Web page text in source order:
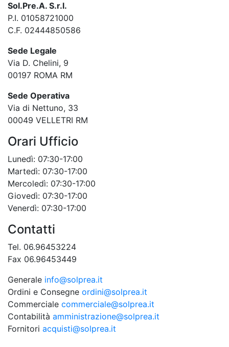
Sol.Pre.A. S.r.l.
P.I. 01058721000
C.F. 02444850586
Sede Legale
Via D. Chelini, 9
00197 ROMA RM
Sede Operativa
Via di Nettuno, 33
00049 VELLETRI RM
Orari Ufficio
Lunedì: 07:30-17:00
Martedì: 07:30-17:00
Mercoledì: 07:30-17:00
Giovedì: 07:30-17:00
Venerdì: 07:30-17:00
Contatti
Tel. 06.96453224
Fax 06.96453449
Generale info@solprea.it
Ordini e Consegne ordini@solprea.it
Commerciale commerciale@solprea.it
Contabilità amministrazione@solprea.it
Fornitori acquisti@solprea.it